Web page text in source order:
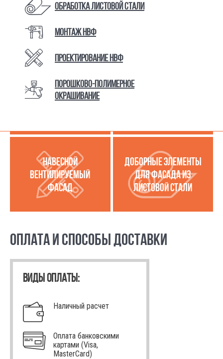
Обработка листовой стали
Монтаж НВФ
Проектирование НВФ
Порошково-полимерное
окрашивание
КАТАЛОГ ТОВАРОВ И УСЛУГ
УСЛУГИ ПО РАБОТЕ С
ЛИСТОВОЙ СТАЛЬЮ
МЕТАЛЛОКАССЕТЫ
НАВЕСНОЙ
ВЕНТИЛИРУЕМЫЙ
ФАСАД
ДОБОРНЫЕ ЭЛЕМЕНТЫ
ДЛЯ ФАСАДА ИЗ
ЛИСТОВОЙ СТАЛИ
ОПЛАТА И СПОСОБЫ ДОСТАВКИ
ВИДЫ ОПЛАТЫ:
Наличный расчет
Оплата банковскими
картами (Visa,
MasterCard)